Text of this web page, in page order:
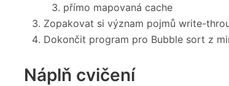
přímo mapovaná cache
Zopakovat si význam pojmů write-
Dokončit program pro Bubble sort z
Náplň cvičení